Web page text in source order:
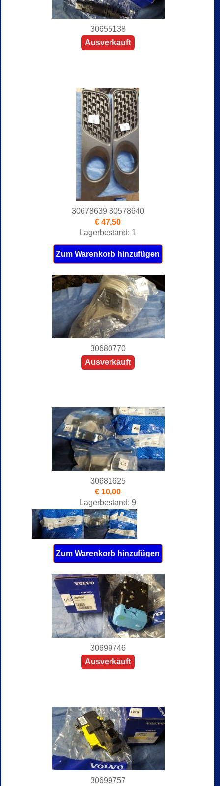
30655138
Ausverkauft
30678639 30578640
€ 47,50
Lagerbestand: 1
Zum Warenkorb hinzufügen
30680770
Ausverkauft
30681625
€ 10,00
Lagerbestand: 9
Zum Warenkorb hinzufügen
30699746
Ausverkauft
30699757